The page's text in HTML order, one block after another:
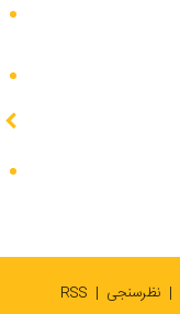
نظرسنجی RSS